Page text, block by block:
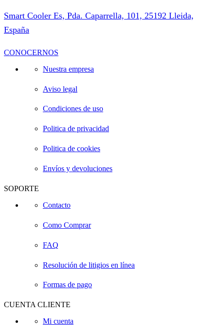
Smart Cooler Es, Pda. Caparrella, 101, 25192 Lleida,
España
CONOCERNOS
Nuestra empresa
Aviso legal
Condiciones de uso
Politica de privacidad
Politica de cookies
Envíos y devoluciones
SOPORTE
Contacto
Como Comprar
FAQ
Resolución de litigios en línea
Formas de pago
CUENTA CLIENTE
Mi cuenta